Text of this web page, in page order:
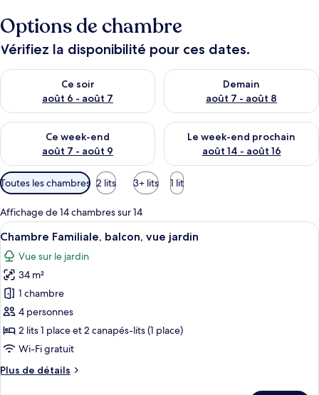
Options de chambre
Vérifiez la disponibilité pour ces dates.
Ce soir
août 6 - août 7
Vérifier la disponibilité pour ce soir août 6 - août 7
Demain
août 7 - août 8
Vérifier la disponibilité pour
Ce week-end
août 7 - août 9
Vérifier la disponibilité pour ce week-end août 7 - août 9
Le week-end prochain
août 14 - août 16
Vérifier la disponibilité pour
Filtres
disponibles
pour
les
chambres
Toutes les chambres 2 lits 3+ lits 1 lit
Affichage de 14 chambres sur 14
Afficher
toutes
les
photos
pour
ce
type
de
chambre :
Chambre
Un balcon avec des fauteuils en
6
Chambre Familiale, balcon, vue jardin
Vue sur le jardin
34 m²
1 chambre
4 personnes
2 lits 1 place et 2 canapés-lits (1 place)
Wi-Fi gratuit
Plus de détails
Plus